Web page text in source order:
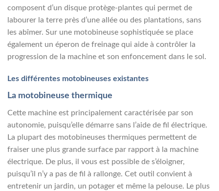
composent d’un disque protège-plantes qui permet de
labourer la terre près d’une allée ou des plantations, sans
les abîmer. Sur une motobineuse sophistiquée se place
également un éperon de freinage qui aide à contrôler la
progression de la machine et son enfoncement dans le sol.
Les différentes motobineuses existantes
La motobineuse thermique
Cette machine est principalement caractérisée par son
autonomie, puisqu’elle démarre sans l’aide de fil électrique.
La plupart des motobineuses thermiques permettent de
fraiser une plus grande surface par rapport à la machine
électrique. De plus, il vous est possible de s’éloigner,
puisqu’il n’y a pas de fil à rallonge. Cet outil convient à
entretenir un jardin, un potager et même la pelouse. Le plus